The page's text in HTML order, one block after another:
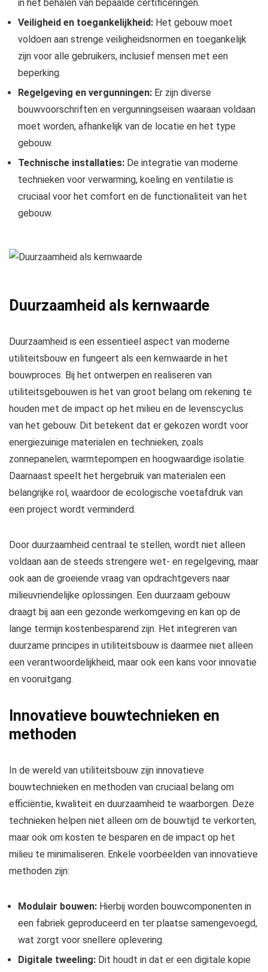
in het behalen van bepaalde certificeringen.
Veiligheid en toegankelijkheid: Het gebouw moet
voldoen aan strenge veiligheidsnormen en toegankelijk
zijn voor alle gebruikers, inclusief mensen met een
beperking.
Regelgeving en vergunningen: Er zijn diverse
bouwvoorschriften en vergunningseisen waaraan voldaan
moet worden, afhankelijk van de locatie en het type
gebouw.
Technische installaties: De integratie van moderne
technieken voor verwarming, koeling en ventilatie is
cruciaal voor het comfort en de functionaliteit van het
gebouw.
Duurzaamheid als kernwaarde
Duurzaamheid is een essentieel aspect van moderne
utiliteitsbouw en fungeert als een kernwaarde in het
bouwproces. Bij het ontwerpen en realiseren van
utiliteitsgebouwen is het van groot belang om rekening te
houden met de impact op het milieu en de levenscyclus
van het gebouw. Dit betekent dat er gekozen wordt voor
energiezuinige materialen en technieken, zoals
zonnepanelen, warmtepompen en hoogwaardige isolatie.
Daarnaast speelt het hergebruik van materialen een
belangrijke rol, waardoor de ecologische voetafdruk van
een project wordt verminderd.
Door duurzaamheid centraal te stellen, wordt niet alleen
voldaan aan de steeds strengere wet- en regelgeving, maar
ook aan de groeiende vraag van opdrachtgevers naar
milieuvriendelijke oplossingen. Een duurzaam gebouw
draagt bij aan een gezonde werkomgeving en kan op de
lange termijn kostenbesparend zijn. Het integreren van
duurzame principes in utiliteitsbouw is daarmee niet alleen
een verantwoordelijkheid, maar ook een kans voor innovatie
en vooruitgang.
Innovatieve bouwtechnieken en
methoden
In de wereld van utiliteitsbouw zijn innovatieve
bouwtechnieken en methoden van cruciaal belang om
efficiëntie, kwaliteit en duurzaamheid te waarborgen. Deze
technieken helpen niet alleen om de bouwtijd te verkorten,
maar ook om kosten te besparen en de impact op het
milieu te minimaliseren. Enkele voorbeelden van innovatieve
methoden zijn:
Modulair bouwen: Hierbij worden bouwcomponenten in
een fabriek geproduceerd en ter plaatse samengevoegd,
wat zorgt voor snellere oplevering.
Digitale tweeling: Dit houdt in dat er een digitale kopie